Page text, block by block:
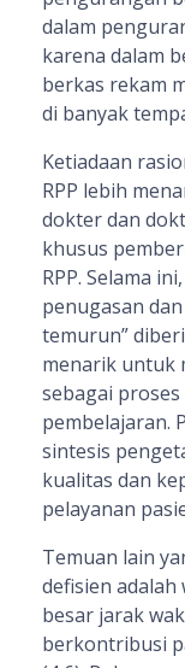
dalam
karena dalam
berkas rekam
di banyak
Ketiadaan
RPP lebih
dokter dan
khusus
RPP. Selama
penugasan
temurun”
menarik untuk
sebagai
pembelajaran.
sintesis
kualitas dan
pelayanan
Temuan lain
defisien adalah
besar jarak
berkontribusi